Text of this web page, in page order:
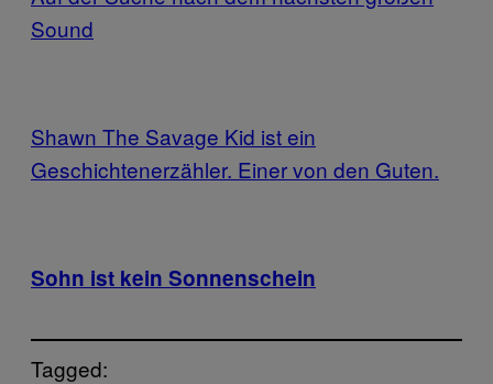
Sound
Shawn The Savage Kid ist ein
Geschichtenerzähler. Einer von den Guten.
Sohn ist kein Sonnenschein
Tagged: